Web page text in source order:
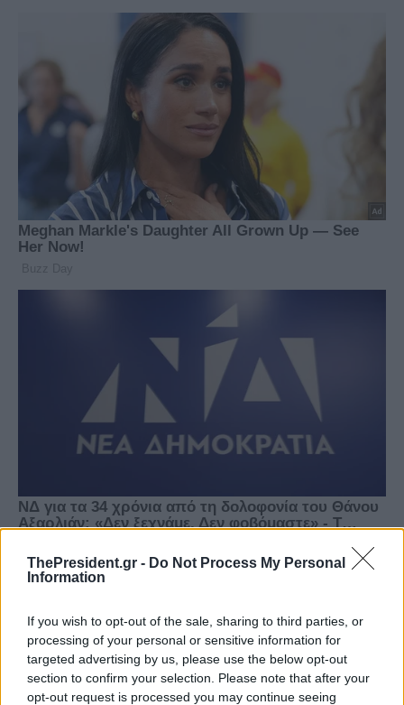
ThePresident.gr - Do Not Process My Personal
Information
If you wish to opt-out of the sale, sharing to third parties, or
processing of your personal or sensitive information for
targeted advertising by us, please use the below opt-out
section to confirm your selection. Please note that after your
opt-out request is processed you may continue seeing